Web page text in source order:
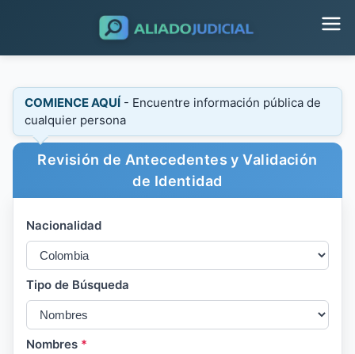
COMIENCE AQUÍ - Encuentre información pública de
cualquier persona
Revisión de Antecedentes y Validación
de Identidad
Nacionalidad
Tipo de Búsqueda
Nombres *